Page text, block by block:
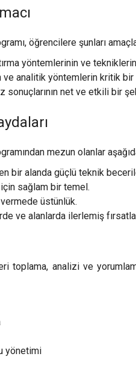
öğrencilere şunları
yöntemlerinin ve
ve analitik yöntemlerin kritik
sonuçlarının net ve etkili bir
mezun olanlar
bir alanda güçlü teknik
sağlam bir temel.
üstünlük.
ve alanlarda ilerlemiş
toplama, analizi ve
yönetimi